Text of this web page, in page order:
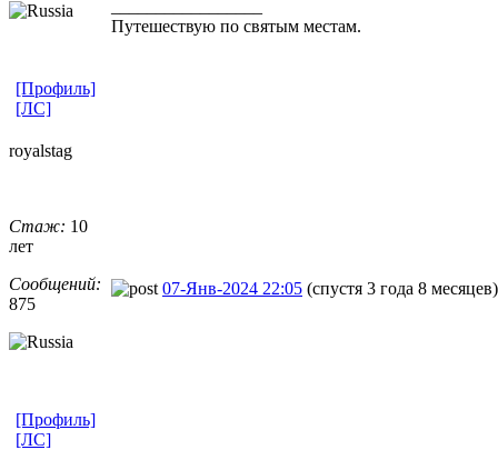
Путешествую по святым местам.
[Профиль]
[ЛС]
royalstag
Стаж: 10
лет
Сообщений:
875
07-Янв-2024 22:05 (спустя 3 года 8 месяцев)
[Профиль]
[ЛС]